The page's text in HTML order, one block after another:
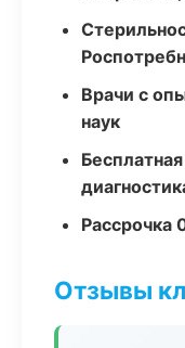
Врачи с
наук
Рассрочка
Отзывы